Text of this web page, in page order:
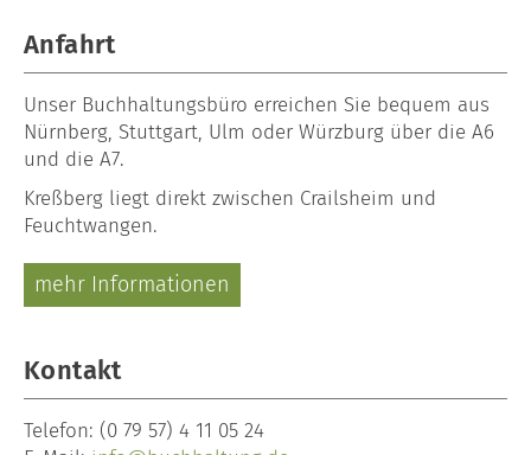
Anfahrt
Unser Buchhaltungsbüro erreichen Sie bequem aus
Nürnberg, Stuttgart, Ulm oder Würzburg über die A6
und die A7.
Kreßberg liegt direkt zwischen Crailsheim und
Feuchtwangen.
mehr Informationen
Kontakt
Telefon: (0 79 57) 4 11 05 24